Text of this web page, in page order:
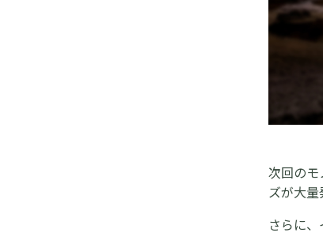
次回の
ズが大量
さらに